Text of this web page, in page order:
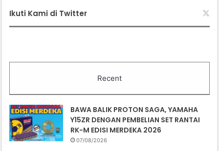
Ikuti Kami di Twitter
Recent
BAWA BALIK PROTON SAGA, YAMAHA
Y15ZR DENGAN PEMBELIAN SET RANTAI
RK-M EDISI MERDEKA 2026
07/08/2026